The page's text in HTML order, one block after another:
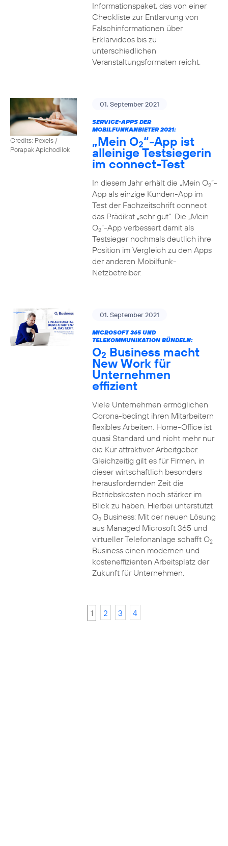
Informationspaket, das von einer
Checkliste zur Entlarvung von
Falschinformationen über
Erklärvideos bis zu
unterschiedlichen
Veranstaltungsformaten reicht.
Credits: Pexels /
Porapak Apichodilok
01. September 2021
SERVICE-APPS DER
MOBILFUNKANBIETER 2021:
„Mein O2“-App ist
alleinige Testsiegerin
im connect-Test
In diesem Jahr erhält die „Mein O2“-
App als einzige Kunden-App im
Test der Fachzeitschrift connect
das Prädikat „sehr gut“. Die „Mein
O2“-App verbessert damit als
Testsieger nochmals deutlich ihre
Position im Vergleich zu den Apps
der anderen Mobilfunk-
Netzbetreiber.
01. September 2021
MICROSOFT 365 UND
TELEKOMMUNIKATION BÜNDELN:
O2 Business macht
New Work für
Unternehmen
effizient
Viele Unternehmen ermöglichen
Corona-bedingt ihren Mitarbeitern
flexibles Arbeiten. Home-Office ist
quasi Standard und nicht mehr nur
die Kür attraktiver Arbeitgeber.
Gleichzeitig gilt es für Firmen, in
dieser wirtschaftlich besonders
herausfordernden Zeit die
Betriebskosten noch stärker im
Blick zu haben. Hierbei unterstützt
O2Business: Mit der neuen Lösung
aus Managed Microsoft 365 und
virtueller Telefonanlage schafft O2
Business einen modernen und
kosteneffizienten Arbeitsplatz der
Zukunft für Unternehmen.
1 2 3 4